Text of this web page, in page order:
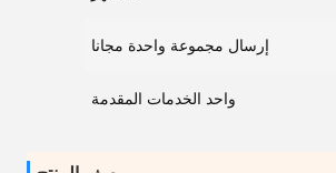
إرسال مجموعة واحدة مجانا
واحد الخدمات المقدمة